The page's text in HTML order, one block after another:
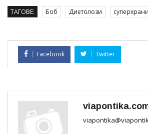
ТАГОВЕ: Боб Диетолози суперхрани
Facebook Twitter